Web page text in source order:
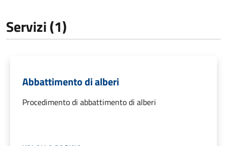
Servizi (1)
Abbattimento di alberi
Procedimento di abbattimento di alberi